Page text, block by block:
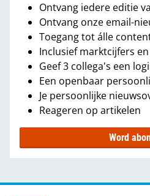
Ontvang iedere editie
Ontvang onze email-
Toegang tot álle
Inclusief marktcijfers
Geef 3 collega's een
Een openbaar
Je persoonlijke
Reageren op artikelen
Word